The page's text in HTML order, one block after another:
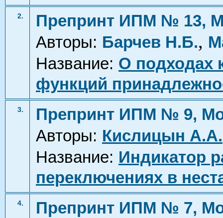
2.
Препринт ИПМ № 13,
Авторы: Барчев Н.Б.,
Название: О подходах
функций
3.
Препринт ИПМ № 9,
Авторы: Кислицын А.А.
Название: Индикатор
переключениях в
4.
Препринт ИПМ № 7,